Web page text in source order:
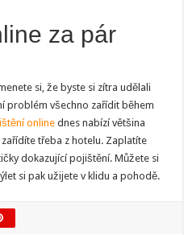
za pár
si, že byste si zítra udělali
problém všechno zařídit během
online dnes nabízí většina
třeba z hotelu. Zaplatíte
dokazující pojištění. Můžete si
si pak užijete v klidu a pohodě.